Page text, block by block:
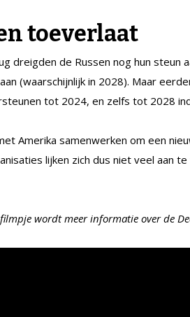
toeverlaat
dreigden de Russen nog hun
(waarschijnlijk in 2028). Maar
tot 2024, en zelfs tot 2028
Amerika samenwerken om een
lijken zich dus niet veel aan
wordt meer informatie over de